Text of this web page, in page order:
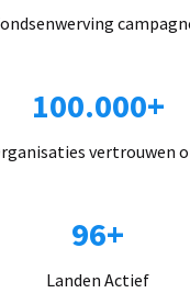
100.000+
vertrouwen
96+
Landen Actief